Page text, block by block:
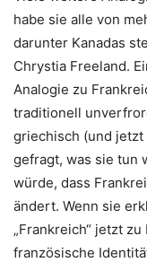
habe sie alle von
darunter Kanadas
Chrystia Freeland.
Analogie zu
traditionell
griechisch (und
gefragt, was sie tun
würde, dass
ändert. Wenn sie
„Frankreich“ jetzt
französische